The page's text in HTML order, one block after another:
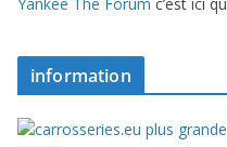
information